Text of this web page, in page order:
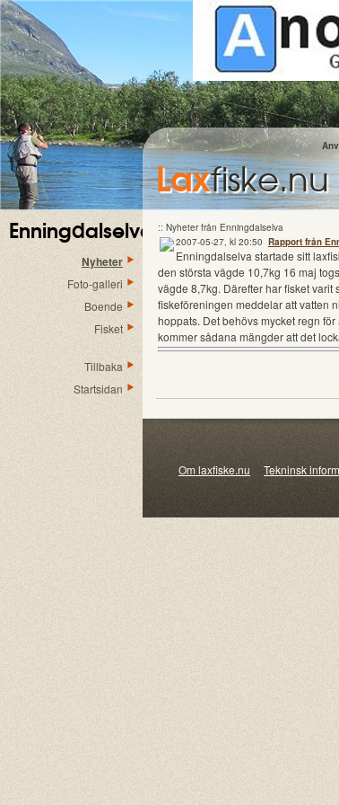
Enningdalselva
Nyheter
Foto-galleri
Boende
Fisket
Tillbaka
Startsidan
Laxfiske.nu
:: Nyheter från Enningdalselva
2007-05-27, kl 20:50 Rapport från
Enningdalselva startade sitt
den största vägde 10,7kg 16 maj
vägde 8,7kg. Därefter har fisket
fiskeföreningen meddelar att vatten
hoppats. Det behövs mycket regn
kommer sådana mängder att det
Om laxfiske.nu Tekninsk